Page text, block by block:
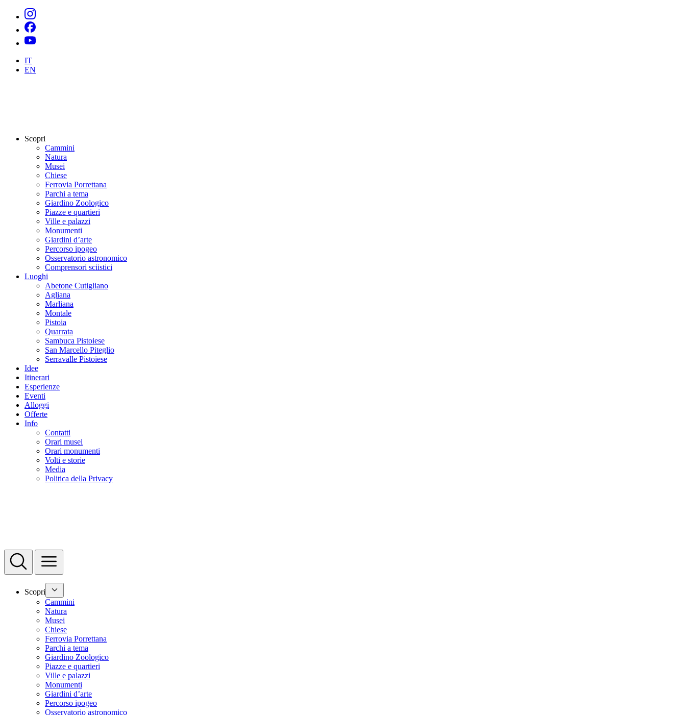
IT
EN
Scopri
Cammini
Natura
Musei
Chiese
Ferrovia Porrettana
Parchi a tema
Giardino Zoologico
Piazze e quartieri
Ville e palazzi
Monumenti
Giardini d’arte
Percorso ipogeo
Osservatorio astronomico
Comprensori sciistici
Luoghi
Abetone Cutigliano
Agliana
Marliana
Montale
Pistoia
Quarrata
Sambuca Pistoiese
San Marcello Piteglio
Serravalle Pistoiese
Idee
Itinerari
Esperienze
Eventi
Alloggi
Offerte
Info
Contatti
Orari musei
Orari monumenti
Volti e storie
Media
Politica della Privacy
Scopri
Cammini
Natura
Musei
Chiese
Ferrovia Porrettana
Parchi a tema
Giardino Zoologico
Piazze e quartieri
Ville e palazzi
Monumenti
Giardini d’arte
Percorso ipogeo
Osservatorio astronomico